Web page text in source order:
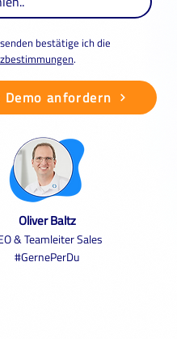
bestätige ich die
.
anfordern
Oliver Baltz
& Teamleiter Sales
#GernePerDu